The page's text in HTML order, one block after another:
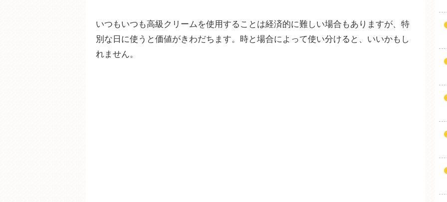
いつもいつも高級クリームを使用することは経済的に難しい場合もありますが、特
別な日に使うと価値がきわだちます。時と場合によって使い分けると、いいかもし
れません。